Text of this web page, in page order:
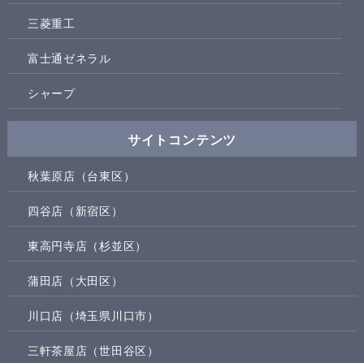
三菱重工
富士通ゼネラル
シャープ
サイトコンテンツ
秋葉原店（台東区）
四谷店（新宿区）
東高円寺店（杉並区）
蒲田店（大田区）
川口店（埼玉県川口市）
三軒茶屋店（世田谷区）